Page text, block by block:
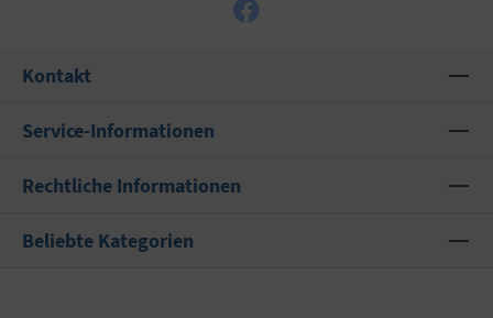
Kontakt
Service-Informationen
Rechtliche Informationen
Beliebte Kategorien